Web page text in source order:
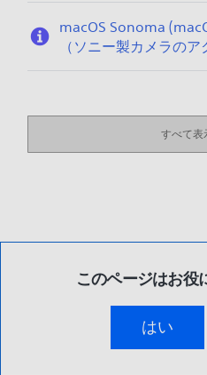
macOS Sonoma
（ソニー製カメラのア
すべて表
このページはお役
はい